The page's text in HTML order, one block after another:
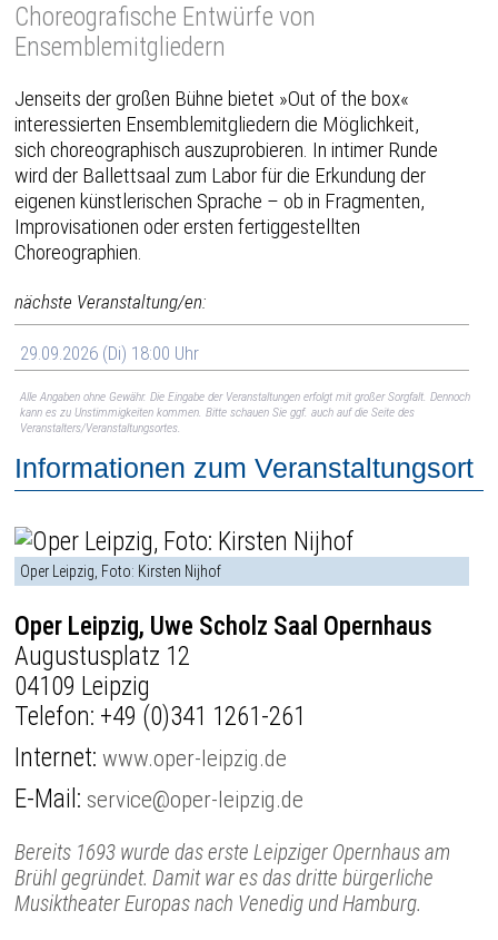
Choreografische Entwürfe von
Ensemblemitgliedern
Jenseits der großen Bühne bietet »Out of the box«
interessierten Ensemblemitgliedern die Möglichkeit,
sich choreographisch auszuprobieren. In intimer Runde
wird der Ballettsaal zum Labor für die Erkundung der
eigenen künstlerischen Sprache – ob in Fragmenten,
Improvisationen oder ersten fertiggestellten
Choreographien.
nächste Veranstaltung/en:
29.09.2026 (Di) 18:00 Uhr
Alle Angaben ohne Gewähr. Die Eingabe der Veranstaltungen erfolgt mit großer Sorgfalt. Dennoch
kann es zu Unstimmigkeiten kommen. Bitte schauen Sie ggf. auch auf die Seite des
Veranstalters/Veranstaltungsortes.
Informationen zum Veranstaltungsort
Oper Leipzig, Foto: Kirsten Nijhof
Oper Leipzig, Uwe Scholz Saal Opernhaus
Augustusplatz 12
04109 Leipzig
Telefon: +49 (0)341 1261-261
Internet:www.oper-leipzig.de
E-Mail: service@oper-leipzig.de
Bereits 1693 wurde das erste Leipziger Opernhaus am
Brühl gegründet. Damit war es das dritte bürgerliche
Musiktheater Europas nach Venedig und Hamburg.